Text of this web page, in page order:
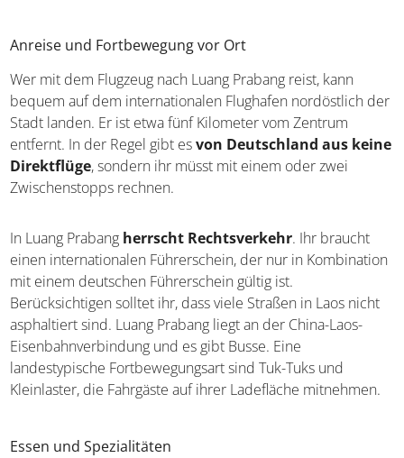
Anreise und Fortbewegung vor Ort
Wer mit dem Flugzeug nach Luang Prabang reist, kann
bequem auf dem internationalen Flughafen nordöstlich der
Stadt landen. Er ist etwa fünf Kilometer vom Zentrum
entfernt. In der Regel gibt esvon Deutschland aus keine
Direktflüge, sondern ihr müsst mit einem oder zwei
Zwischenstopps rechnen.
In Luang Prabang herrscht Rechtsverkehr. Ihr braucht
einen internationalen Führerschein, der nur in Kombination
mit einem deutschen Führerschein gültig ist.
Berücksichtigen solltet ihr, dass viele Straßen in Laos nicht
asphaltiert sind. Luang Prabang liegt an der China-Laos-
Eisenbahnverbindung und es gibt Busse. Eine
landestypische Fortbewegungsart sind Tuk-Tuks und
Kleinlaster, die Fahrgäste auf ihrer Ladefläche mitnehmen.
Essen und Spezialitäten